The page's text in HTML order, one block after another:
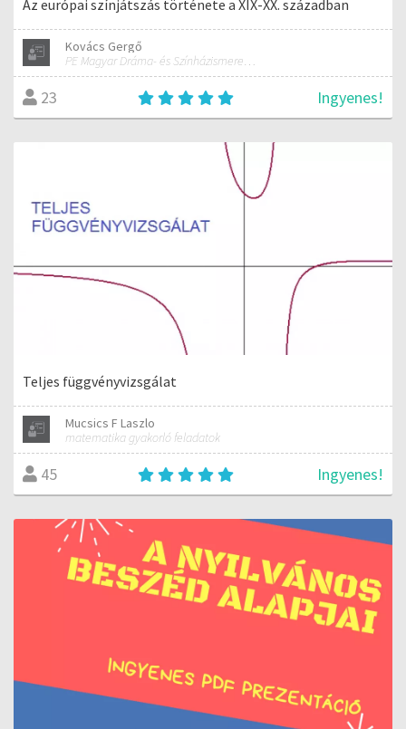
Az európai színjátszás története a XIX-XX. században
Kovács Gergő
PE Magyar Dráma- és Színházismeret szakos hallgató
23 Ingyenes!
Teljes függvényvizsgálat
Mucsics F Laszlo
matematika gyakorló feladatok
45 Ingyenes!